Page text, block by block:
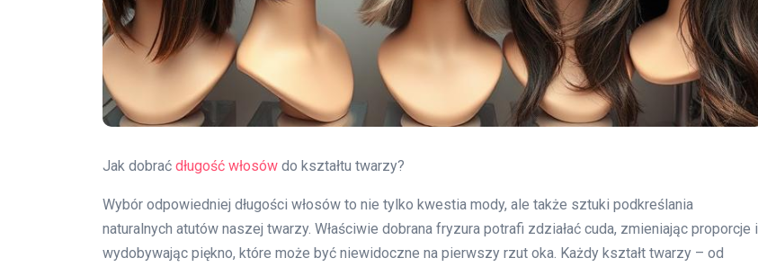
Jak dobrać długość włosów do kształtu twarzy?
Wybór odpowiedniej długości włosów to nie tylko kwestia mody, ale także sztuki podkreślania
naturalnych atutów naszej twarzy. Właściwie dobrana fryzura potrafi zdziałać cuda, zmieniając proporcje i
wydobywając piękno, które może być niewidoczne na pierwszy rzut oka. Każdy kształt twarzy – od